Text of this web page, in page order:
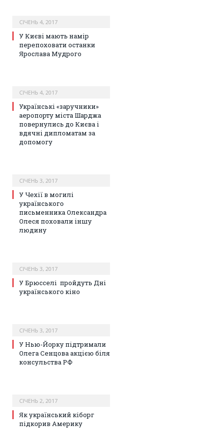
СІЧЕНЬ 4, 2017
У Києві мають намір
перепоховати останки
Ярослава Мудрого
СІЧЕНЬ 4, 2017
Українські «заручники»
аеропорту міста Шарджа
повернулись до Києва і
вдячні дипломатам за
допомогу
СІЧЕНЬ 3, 2017
У Чехії в могилі
українського
письменника Олександра
Олеся поховали іншу
людину
СІЧЕНЬ 3, 2017
У Брюсселі пройдуть Дні
українського кіно
СІЧЕНЬ 3, 2017
У Нью-Йорку підтримали
Олега Сенцова акцією біля
консульства РФ
СІЧЕНЬ 2, 2017
Як український кіборг
підкорив Америку